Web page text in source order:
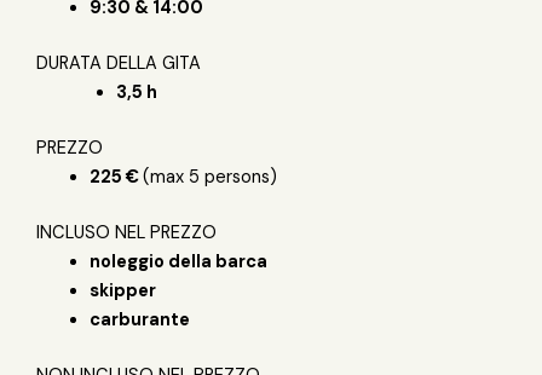
9:30 & 14:00
DURATA DELLA GITA
3,5 h
PREZZO
225 €(max 5 persons)
INCLUSO NEL PREZZO
noleggio della barca
skipper
carburante